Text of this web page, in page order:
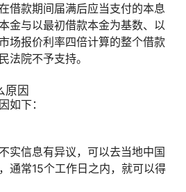
借款期间届满后应当支付的本息
金与以最初借款本金为基数、以
场报价利率四倍计算的整个借款
法院不予支持。
原因
如下：
实信息有异议，可以去当地中国
通常15个工作日之内，就可以得